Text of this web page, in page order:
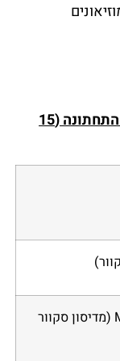
Downtown Route – מסלול מנהטן התחתונה (15
Madison Square Garden (מדיסון סקוור